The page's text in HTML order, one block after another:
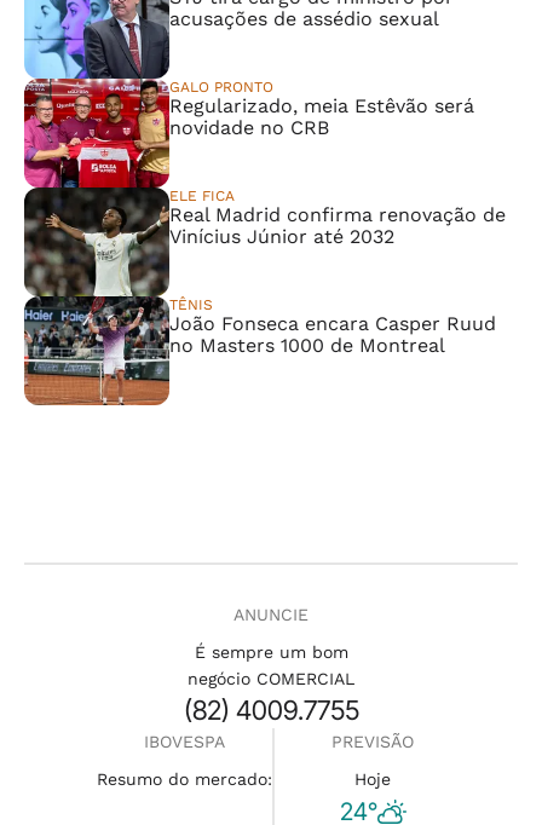
acusações de assédio sexual
GALO PRONTO
Regularizado, meia Estêvão será
novidade no CRB
ELE FICA
Real Madrid confirma renovação de
Vinícius Júnior até 2032
TÊNIS
João Fonseca encara Casper Ruud
no Masters 1000 de Montreal
ANUNCIE
É sempre um bom
negócio COMERCIAL
(82) 4009.7755
IBOVESPA
Resumo do mercado:
PREVISÃO
Hoje
24°